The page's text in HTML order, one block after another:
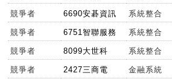
競爭者 6690安碁資訊 系統整合
競爭者 6751智聯服務 系統整合
競爭者 8099大世科 系統整合
競爭者 2427三商電 金融系統